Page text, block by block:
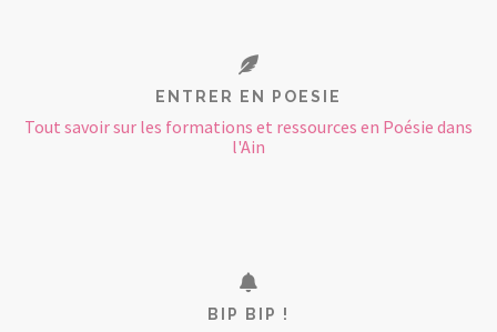
ENTRER EN POESIE
Tout savoir sur les formations et ressources en Poésie dans
l'Ain
BIP BIP !